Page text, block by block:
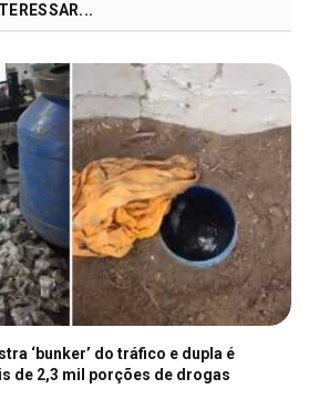
‘bunker’ do tráfico e dupla é
de 2,3 mil porções de drogas